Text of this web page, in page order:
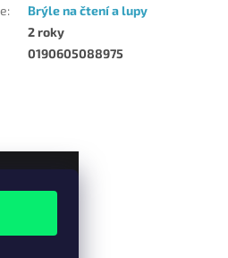
:
Brýle na čtení a lupy
2 roky
0190605088975